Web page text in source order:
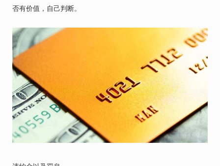
否有价值，自己判断。